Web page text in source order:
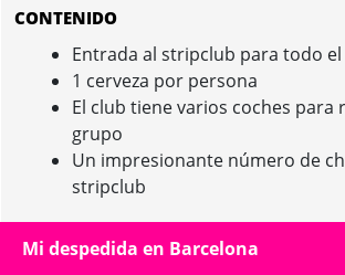
CONTENIDO
Entrada al stripclub para todo
1 cerveza por persona
El club tiene varios coches para
grupo
Un impresionante número de
stripclub
Mi despedida en Barcelona